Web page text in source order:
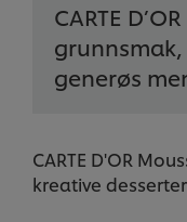
CARTE
generøs
CARTE D'OR
kreative desserter